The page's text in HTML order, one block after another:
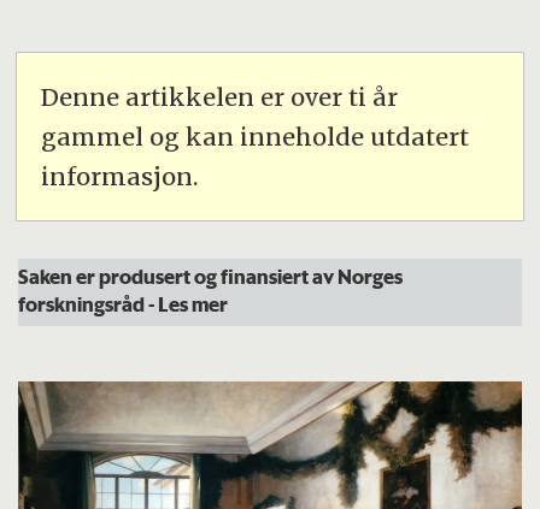
Denne artikkelen er over ti år
gammel og kan inneholde utdatert
informasjon.
Saken er produsert og finansiert av Norges
forskningsråd- Les mer